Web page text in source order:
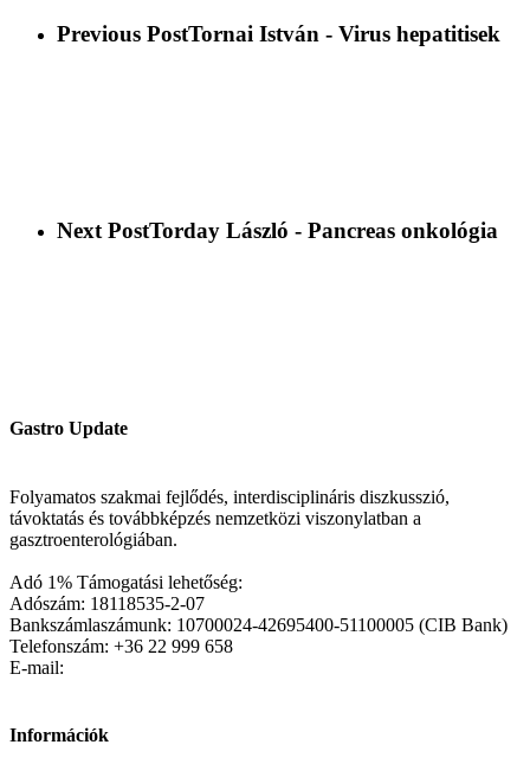
Previous PostTornai István - Virus hepatitisek
Next PostTorday László - Pancreas onkológia
Gastro Update
Folyamatos szakmai fejlődés, interdisciplináris diszkusszió,
távoktatás és továbbképzés nemzetközi viszonylatban a
gasztroenterológiában.
Adó 1% Támogatási lehetőség:
Adószám: 18118535-2-07
Bankszámlaszámunk: 10700024-42695400-51100005 (CIB Bank)
Telefonszám: +36 22 999 658
E-mail:
Információk